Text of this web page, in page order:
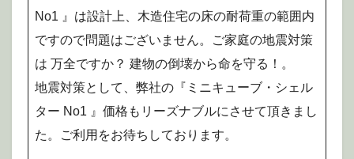
No1 』は設計上、木造住宅の床の耐荷重の範囲内
ですので問題はございません。ご家庭の地震対策
は 万全ですか？ 建物の倒壊から命を守る！。
地震対策として、弊社の『ミニキューブ・シェル
ター No1 』価格もリーズナブルにさせて頂きまし
た。ご利用をお待ちしております。